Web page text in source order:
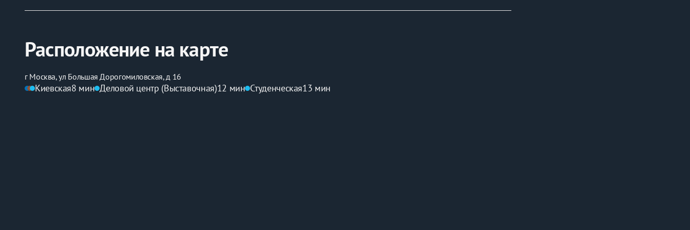
Будем рады разместить вас в Москве, арендуйте в любое время квартиру посуточно !
Расположение на карте
г Москва, ул Большая Дорогомиловская, д 16
Киевская8 мин Деловой центр (Выставочная)12 мин Студенческая13 мин